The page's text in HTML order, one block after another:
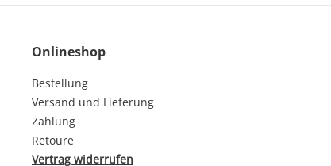
Onlineshop
Bestellung
Versand und Lieferung
Zahlung
Retoure
Vertrag widerrufen